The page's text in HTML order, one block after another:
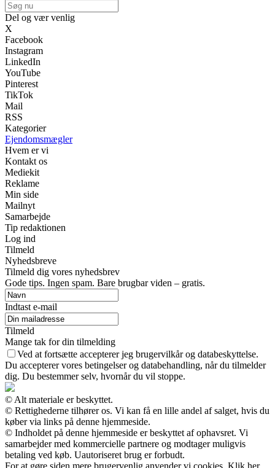
Del og vær venlig
X
Facebook
Instagram
LinkedIn
YouTube
Pinterest
TikTok
Mail
RSS
Kategorier
Ejendomsmægler
Hvem er vi
Kontakt os
Mediekit
Reklame
Min side
Mailnyt
Samarbejde
Tip redaktionen
Log ind
Tilmeld
Nyhedsbreve
Tilmeld dig vores nyhedsbrev
Gode tips. Ingen spam. Bare brugbar viden – gratis.
Indtast e-mail
Tilmeld
Mange tak for din tilmelding
Ved at fortsætte accepterer jeg brugervilkår og databeskyttelse.
Du accepterer vores betingelser og databehandling, når du tilmelder
dig. Du bestemmer selv, hvornår du vil stoppe.
© Alt materiale er beskyttet.
© Rettighederne tilhører os. Vi kan få en lille andel af salget, hvis du
køber via links på denne hjemmeside.
© Indholdet på denne hjemmeside er beskyttet af ophavsret. Vi
samarbejder med kommercielle partnere og modtager muligvis
betaling ved køb. Uautoriseret brug er forbudt.